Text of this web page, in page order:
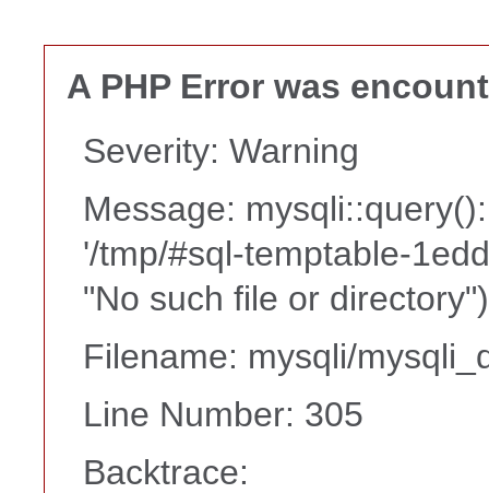
A PHP Error was
Severity: Warning
Message:
'/tmp/#sql-temptable-
"No such file or directory")
Filename: mysqli/
Line Number: 305
Backtrace: